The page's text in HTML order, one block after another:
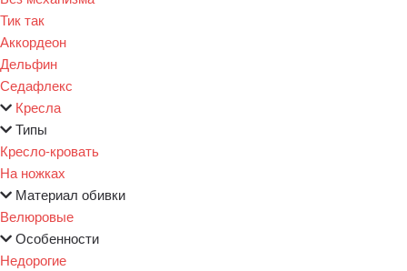
Тик так
Аккордеон
Дельфин
Седафлекс
Кресла
Типы
Кресло-кровать
На ножках
Материал обивки
Велюровые
Особенности
Недорогие